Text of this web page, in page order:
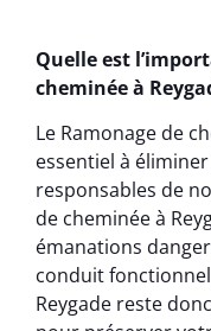
Quelle est
cheminée à
Le Ramonage de
essentiel à
responsables de
de cheminée à
émanations
conduit
Reygade reste